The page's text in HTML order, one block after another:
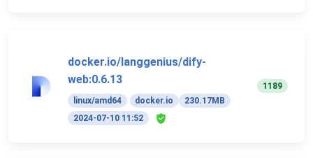
docker.io/langgenius/dify-
web:0.6.13
linux/amd64 docker.io
230.17MB
2024-07-10 11:52
1189